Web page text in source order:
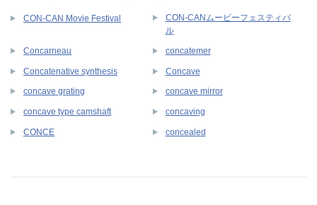
CON-CAN Movie Festival
CON-CANムービーフェスティバ
ル
Concarneau concatemer
Concatenative synthesis Concave
concave grating concave mirror
concave type camshaft concaving
CONCE concealed